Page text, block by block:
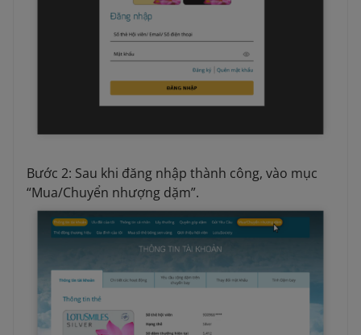
Bước 2: Sau khi đăng nhập thành công, vào mục
“Mua/Chuyển nhượng dặm”.